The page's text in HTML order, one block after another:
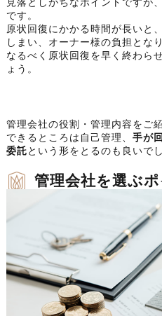
見落としがちなポイントですが
です。
原状回復にかかる時間が長いと
しまい、オーナー様の負担とな
なるべく原状回復を早く終わら
ょう。
管理会社の役割・管理内容をご
できるところは自己管理、 手が
委託という形をとるのも良いで
管理会社を選ぶポ